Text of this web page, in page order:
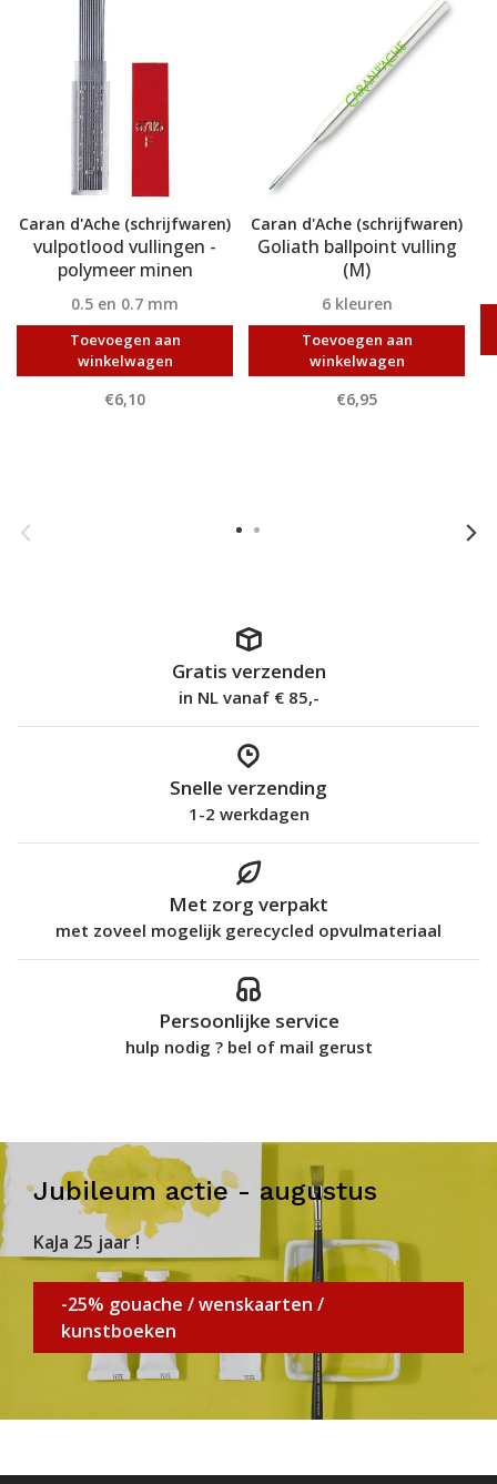
Caran d'Ache (schrijfwaren)
vulpotlood vullingen -
polymeer minen
0.5 en 0.7 mm
Toevoegen aan
winkelwagen
€6,10
Caran d'Ache (schrijfwaren)
Goliath ballpoint vulling
(M)
6 kleuren
Toevoegen aan
winkelwagen
€6,95
Gratis verzenden
in NL vanaf € 85,-
Snelle verzending
1-2 werkdagen
Met zorg verpakt
met zoveel mogelijk gerecycled opvulmateriaal
Persoonlijke service
hulp nodig ? bel of mail gerust
Jubileum actie - augustus
KaJa 25 jaar !
-25% gouache / wenskaarten /
kunstboeken